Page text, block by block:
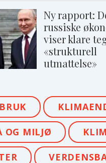
Ny rapport:
russiske
viser klare
«strukturell
utmattelse»
OG MILJØ